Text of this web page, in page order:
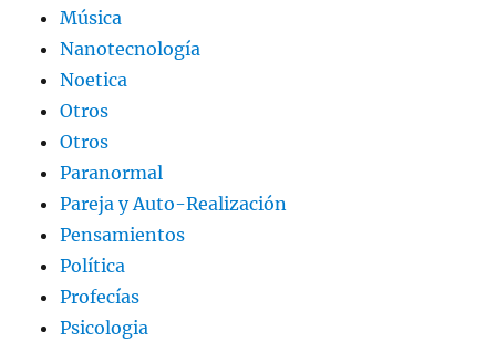
Música
Nanotecnología
Noetica
Otros
Otros
Paranormal
Pareja y Auto-Realización
Pensamientos
Política
Profecías
Psicologia